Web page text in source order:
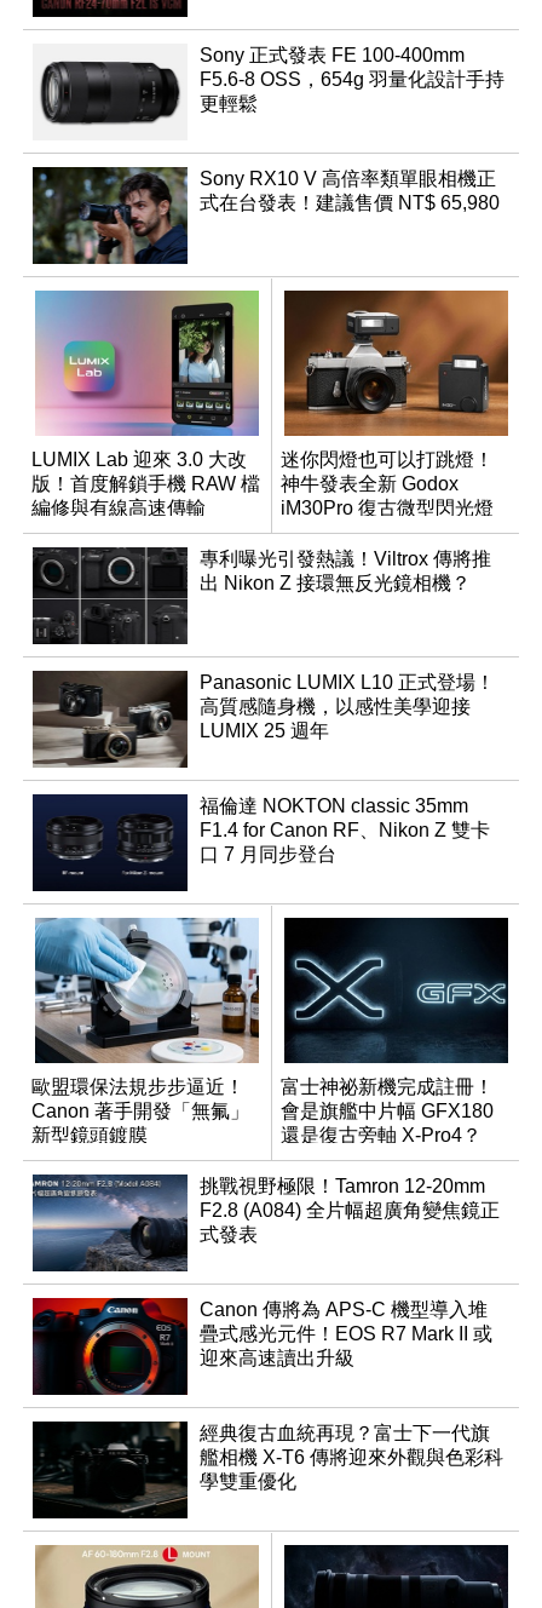
Sony 正式發表 FE 100-400mm
F5.6-8 OSS，654g 羽量化設計手持
更輕鬆
Sony RX10 V 高倍率類單眼相機正
式在台發表！建議售價 NT$ 65,980
LUMIX Lab 迎來 3.0 大改
版！首度解鎖手機 RAW 檔
編修與有線高速傳輸
迷你閃燈也可以打跳燈！
神牛發表全新 Godox
iM30Pro 復古微型閃光燈
專利曝光引發熱議！Viltrox 傳將推
出 Nikon Z 接環無反光鏡相機？
Panasonic LUMIX L10 正式登場！
高質感隨身機，以感性美學迎接
LUMIX 25 週年
福倫達 NOKTON classic 35mm
F1.4 for Canon RF、Nikon Z 雙卡
口 7 月同步登台
歐盟環保法規步步逼近！
Canon 著手開發「無氟」
新型鏡頭鍍膜
富士神祕新機完成註冊！
會是旗艦中片幅 GFX180
還是復古旁軸 X-Pro4？
挑戰視野極限！Tamron 12-20mm
F2.8 (A084) 全片幅超廣角變焦鏡正
式發表
Canon 傳將為 APS-C 機型導入堆
疊式感光元件！EOS R7 Mark II 或
迎來高速讀出升級
經典復古血統再現？富士下一代旗
艦相機 X-T6 傳將迎來外觀與色彩科
學雙重優化